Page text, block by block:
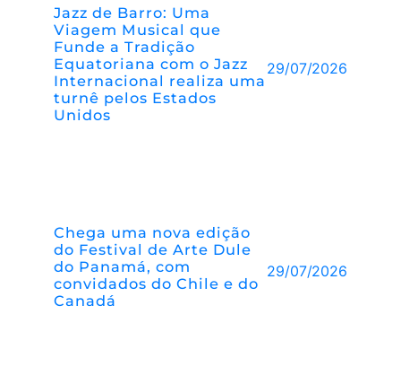
Jazz de Barro: Uma
Viagem Musical que
Funde a Tradição
Equatoriana com o Jazz
Internacional realiza uma
turnê pelos Estados
Unidos
29/07/2026
Chega uma nova edição
do Festival de Arte Dule
do Panamá, com
convidados do Chile e do
Canadá
29/07/2026